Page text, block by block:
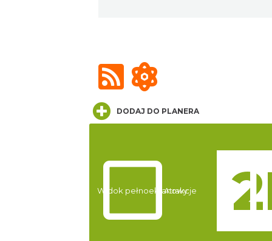
DODAJ DO PLANERA
Widok pełnoekranowy:
Atrakcje